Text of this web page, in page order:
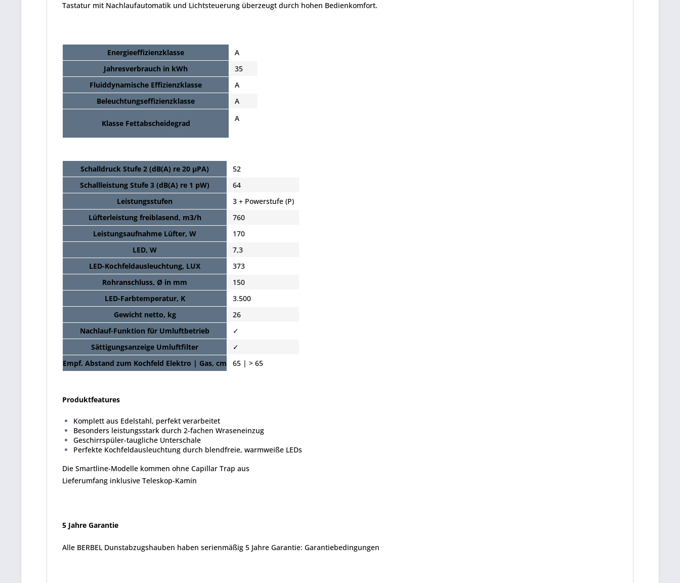
Tastatur mit Nachlaufautomatik und Lichtsteuerung überzeugt durch hohen Bedienkomfort.
Energieeffizienzklasse
A
Jahresverbrauch in kWh
35
Fluiddynamische Effizienzklasse
A
Beleuchtungseffizienzklasse
A
Klasse Fettabscheidegrad
A
Schalldruck Stufe 2 (dB(A) re 20 µPA)
52
Schallleistung Stufe 3 (dB(A) re 1 pW)
64
Leistungsstufen
3 + Powerstufe (P)
Lüfterleistung freiblasend, m3/h
760
Leistungsaufnahme Lüfter, W
170
LED, W
7,3
LED-Kochfeldausleuchtung, LUX
373
Rohranschluss, Ø in mm
150
LED-Farbtemperatur, K
3.500
Gewicht netto, kg
26
Nachlauf-Funktion für Umluftbetrieb
✓
Sättigungsanzeige Umluftfilter
✓
Empf. Abstand zum Kochfeld Elektro | Gas, cm
65 | > 65
Produktfeatures
Komplett aus Edelstahl, perfekt verarbeitet
Besonders leistungsstark durch 2-fachen Wraseneinzug
Geschirrspüler-taugliche Unterschale
Perfekte Kochfeldausleuchtung durch blendfreie, warmweiße LEDs
Die Smartline-Modelle kommen ohne Capillar Trap aus
Lieferumfang inklusive Teleskop-Kamin
5 Jahre Garantie
Alle BERBEL Dunstabzugshauben haben serienmäßig 5 Jahre Garantie: Garantiebedingungen